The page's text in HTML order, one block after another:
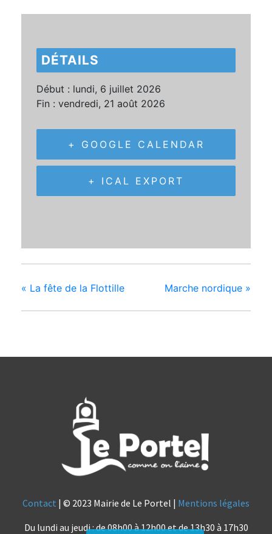
DÉTAILS
Début : lundi, 6 juillet 2026
Fin : vendredi, 21 août 2026
+ GOOGLE CALENDAR
+ ICAL EXPORT
« La fête de la Flottille Marche nordique »
Contact | © 2023 Mairie de Le Portel | Mentions légales
Du lundi au jeudi : de 08h00 à 12h00 et de 13h30 à 17h30